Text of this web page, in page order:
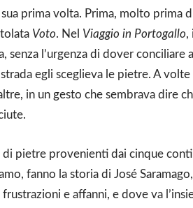
prima volta. Prima, molto prima
Voto. Nel Viaggio in Portogallo,
l’urgenza di dover conciliare
egli sceglieva le pietre. A volte
in un gesto che sembrava dire
di pietre provenienti dai cinque
fanno la storia di José
e affanni, e dove va